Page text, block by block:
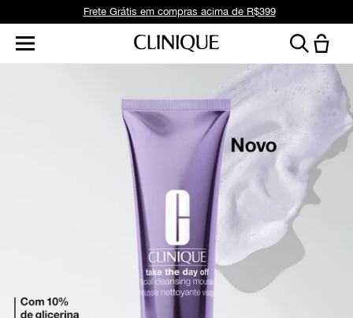
Frete Grátis em compras acima de R$399